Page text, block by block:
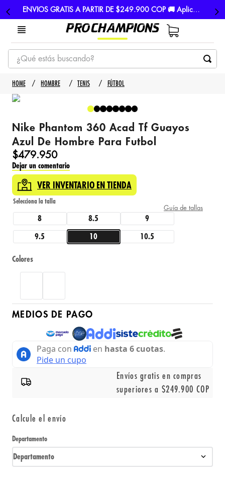
ENVIOS GRATIS A PARTIR DE $249.900 COP 🚚 Aplican TyC
¿Qué estás buscando?
TÉRMINOS MÁS BUSCADOS
1
3. nike
4. guayos
5. gorras
HOMBRE TENIS FÚTBOL
Nike Phantom 360 Acad Tf Guayos
Azul De Hombre Para Futbol
$479.950
Dejar un comentario
VER INVENTARIO EN TIENDA
Guía de tallas
8 8.5 9
9.5 10 10.5
Colores
MEDIOS DE PAGO
Envíos gratis en compras
superiores a $249.900 COP
Calcule el envío
Departamento
Departamento